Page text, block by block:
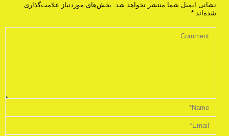
نشانی ایمیل شما منتشر نخواهد شد.
بخش‌های موردنیاز علامت‌گذاری
شده‌اند *